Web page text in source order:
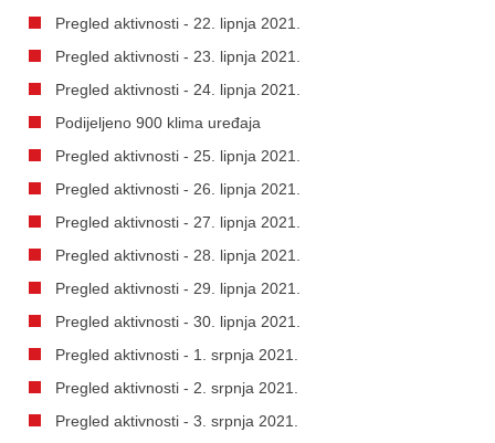
Pregled aktivnosti - 22. lipnja 2021.
Pregled aktivnosti - 23. lipnja 2021.
Pregled aktivnosti - 24. lipnja 2021.
Podijeljeno 900 klima uređaja
Pregled aktivnosti - 25. lipnja 2021.
Pregled aktivnosti - 26. lipnja 2021.
Pregled aktivnosti - 27. lipnja 2021.
Pregled aktivnosti - 28. lipnja 2021.
Pregled aktivnosti - 29. lipnja 2021.
Pregled aktivnosti - 30. lipnja 2021.
Pregled aktivnosti - 1. srpnja 2021.
Pregled aktivnosti - 2. srpnja 2021.
Pregled aktivnosti - 3. srpnja 2021.